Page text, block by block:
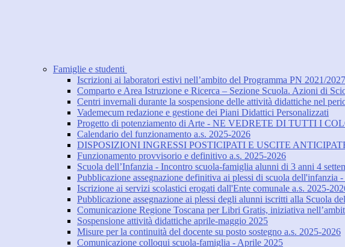
Famiglie e studenti
Iscrizioni ai laboratori estivi nell’ambito del Programma PN 2021/2027
Comparto e Area Istruzione e Ricerca – Sezione Scuola. Azioni di
Centri invernali durante la sospensione delle attività didattiche nel
Vademecum redazione e gestione dei Piani Didattici Personalizzati
Progetto di potenziamento di Arte - NE VEDRETE DI TUTTI I
Calendario del funzionamento a.s. 2025-2026
DISPOSIZIONI INGRESSI POSTICIPATI E USCITE
Funzionamento provvisorio e definitivo a.s. 2025-2026
Scuola dell’Infanzia - Incontro scuola-famiglia alunni di 3 anni 4
Pubblicazione assegnazione definitiva ai plessi di scuola dell'infanzia
Iscrizione ai servizi scolastici erogati dall'Ente comunale a.s. 2025-
Pubblicazione assegnazione ai plessi degli alunni iscritti alla Scuola
Comunicazione Regione Toscana per Libri Gratis, iniziativa
Sospensione attività didattiche aprile-maggio 2025
Misure per la continuità del docente su posto sostegno a.s. 2025-2026
Comunicazione colloqui scuola-famiglia - Aprile 2025